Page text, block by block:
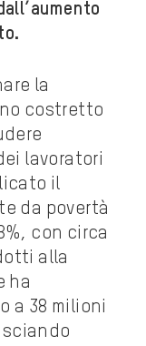
la
costretto
lavoratori
il
da povertà
con circa
alla
ha
a 38 milioni